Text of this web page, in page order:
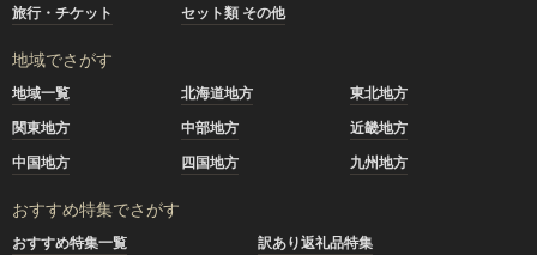
旅行・チケット
セット類 その他
地域でさがす
地域一覧 北海道地方
東北地方
関東地方
中部地方
近畿地方
中国地方
四国地方 九州地方
おすすめ特集でさがす
おすすめ特集一覧
訳あり返礼品特集